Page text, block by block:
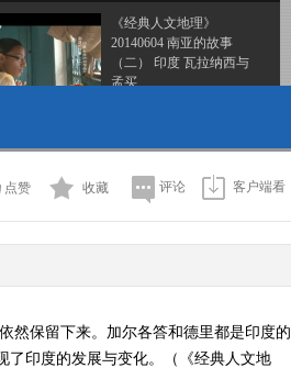
《经典人文地理》
20140604 南亚的故事
（二） 印度 瓦拉纳西与
孟买
（三）不丹
2014-06-06 00:40:17
20140606 南亚的故事
2014-06-07 01:36:18
点赞 收藏 评论 客户端看
然保留下来。加尔各答和德里都是印度的
了印度的发展与变化。（《经典人文地